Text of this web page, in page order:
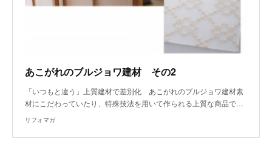
あこがれのブルジョワ建材 その2
「いつもと違う」上質建材で差別化 あこがれのブルジョワ建材素
材にこだわっていたり、特殊技法を用いて作られる上質な商品で…
リフォマガ